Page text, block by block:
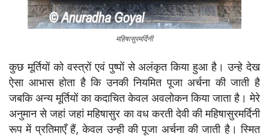
महिषासुरमर्दिनी
कुछ मूर्तियों को वस्त्रों एवं पुष्पों से अलंकृत किया हुआ है। उन्हे देख
ऐसा आभास होता है कि उनकी नियमित पूजा अर्चना की जाती है
जबकि अन्य मूर्तियों का कदाचित केवल अवलोकन किया जाता है। मेरे
अनुमान से जहां जहां महिषासुर का वध करती देवी की महिषासुरमर्दिनी
रूप में प्रतिमाएँ हैं, केवल उन्ही की पूजा अर्चना की जाती है। स्मित